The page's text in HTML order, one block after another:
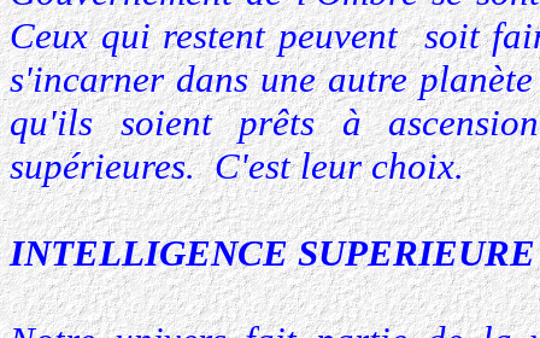
Ceux qui restent peuvent soit
s'incarner dans une autre
qu'ils soient prêts à
supérieures. C'est leur choix.
INTELLIGENCE SUPERIEURE